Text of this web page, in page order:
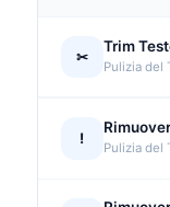
✂
Trim
Pulizia del
!
Pulizia del